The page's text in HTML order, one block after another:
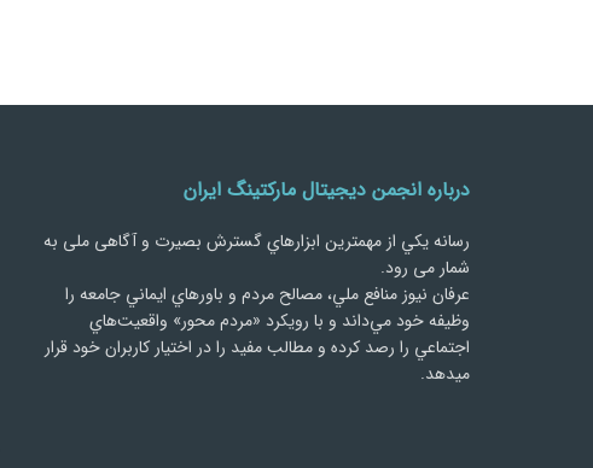
درباره انجمن دیجیتال مارکتینگ ایران
رسانه يكي از مهمترین ابزارهاي گسترش بصیرت و آگاهی ملی به
شمار می رود.
عرفان نیوز منافع ملي، مصالح مردم و باورهاي ايماني جامعه را
وظيفه خود مي‌داند و با رويكرد «مردم‌ محور» واقعيت‌هاي
اجتماعي را رصد کرده و مطالب مفید را در اختیار کاربران خود قرار
میدهد.